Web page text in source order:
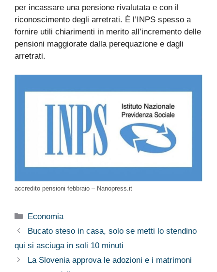
per incassare una pensione rivalutata e con il
riconoscimento degli arretrati. È l’INPS spesso a
fornire utili chiarimenti in merito all’incremento delle
pensioni maggiorate dalla perequazione e dagli
arretrati.
accredito pensioni febbraio – Nanopress.it
Categorie
Economia
Bucato steso in casa, solo se metti lo stendino
qui si asciuga in soli 10 minuti
La Slovenia approva le adozioni e i matrimoni